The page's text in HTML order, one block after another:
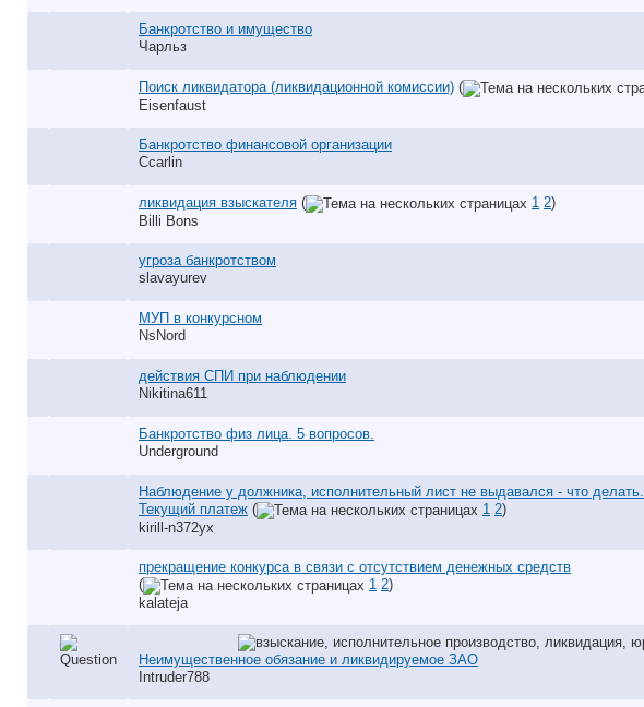
Банкротство и имущество
Чарльз
Поиск ликвидатора (ликвидационной комиссии) (
Eisenfaust
Банкротство финансовой организации
Ccarlin
ликвидация взыскателя ( 1 2)
Billi Bons
угроза банкротством
slavayurev
МУП в конкурсном
NsNord
действия СПИ при наблюдении
Nikitina611
Банкротство физ лица. 5 вопросов.
Underground
Наблюдение у должника, исполнительный лист не выдавался - что делать.
Текущий платеж ( 1 2)
kirill-n372yx
прекращение конкурса в связи с отсутствием денежных средств
(
1 2)
kalateja
Неимущественное обязание и ликвидируемое ЗАО
Intruder788